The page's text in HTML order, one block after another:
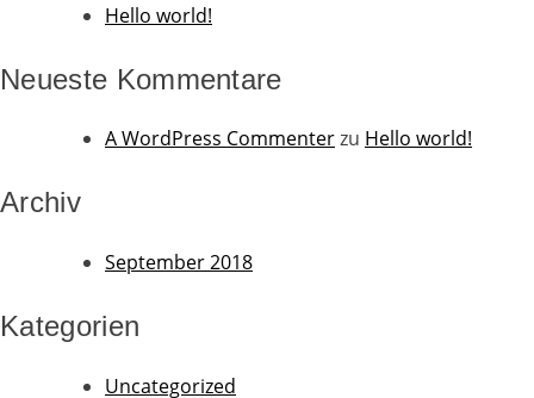
Hello world!
Neueste Kommentare
A WordPress Commenterzu Hello world!
Archiv
September 2018
Kategorien
Uncategorized